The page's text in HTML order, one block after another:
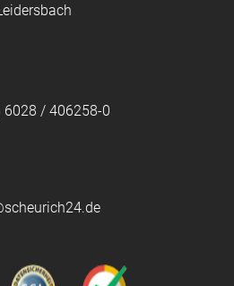
6028 / 406258-0